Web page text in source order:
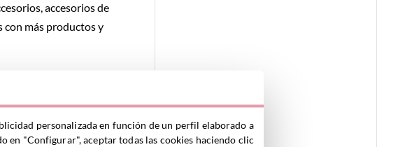
accesorios de
con más productos y
personalizada en función de un perfil elaborado a
en "Configurar", aceptar todas las cookies haciendo clic